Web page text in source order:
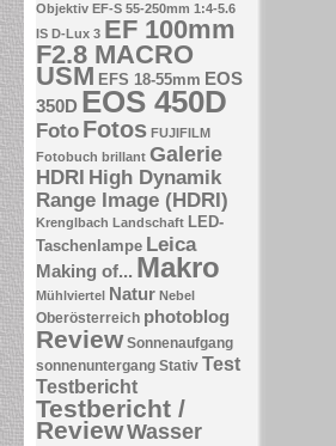
Objektiv EF-S 55-250mm 1:4-5.6
IS D-Lux 3 EF 100mm
F2.8 MACRO
USM EFS 18-55mm EOS
350D EOS 450D
Foto Fotos FUJIFILM
Fotobuch brillant Galerie
HDRI High Dynamik
Range Image (HDRI)
Krenglbach Landschaft LED-
Taschenlampe Leica
Making of... Makro
Mühlviertel Natur Nebel
Oberösterreich photoblog
Review Sonnenaufgang
sonnenuntergang Stativ Test
Testbericht
Testbericht /
ReviewWasser